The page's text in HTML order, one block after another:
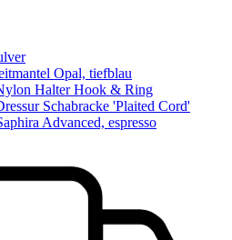
Opal, tiefblau
Halter Hook & Ring
Schabracke 'Plaited Cord'
Advanced, espresso